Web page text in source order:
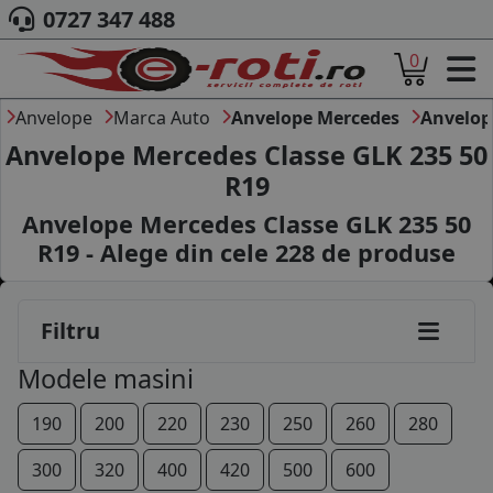
ACASA
DESPRE NOI
ANVELOPE
AUTO
CAMION
MOTO
AGROINDUSTRIALE
CAUTARE DUPA
BLOG
B2B - COLABORARE COMPANII
CONT
0727 347 488
0
Anvelope Marca Auto Anvelope Mercedes
Anvelope Mercedes Classe GLK 235 50
R19
Anvelope Mercedes Classe GLK 235 50
R19 - Alege din cele 228 de produse
Filtru
Modele masini
190 200 220 230 250 260
280
300
320 400 420 500
600